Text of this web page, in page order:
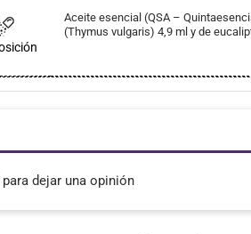
Aceite esencial (QSA –
(Thymus vulgaris) 4,9 ml y de
dejar una opinión